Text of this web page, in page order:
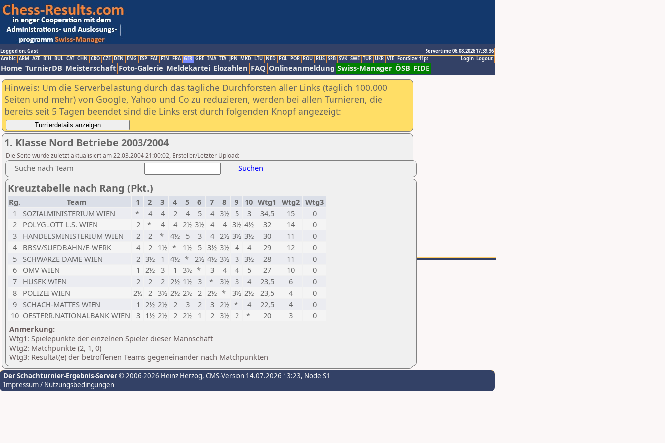
Logged on: Gast
Servertime 06.08.2026 17:39:36
Logout
Login
Arabic ARM AZE BIH BUL CAT CHN CRO CZE DEN ENG ESP FAI FIN FRA GER GRE INA ITA JPN MKD LTU NED POL POR ROU RUS SRB SVK SWE TUR UKR VIE FontSize:11pt
Home TurnierDB Meisterschaft Foto-Galerie Meldekartei Elozahlen FAQ Onlineanmeldung Swiss-Manager ÖSB FIDE
Hinweis: Um die Serverbelastung durch das tägliche Durchforsten aller Links (täglich 100.000
Seiten und mehr) von Google, Yahoo und Co zu reduzieren, werden bei allen Turnieren, die
bereits seit 5 Tagen beendet sind die Links erst durch folgenden Knopf angezeigt:
1. Klasse Nord Betriebe 2003/2004
Die Seite wurde zuletzt aktualisiert am 22.03.2004 21:00:02, Ersteller/Letzter Upload:
Suche nach Team Suchen
Kreuztabelle nach Rang (Pkt.)
Rg. Team 1 2 3 4 5 6 7 8 9 10 Wtg1 Wtg2 Wtg3
1
SOZIALMINISTERIUM WIEN * 4 4 2 4 5 4 3½ 5 3 34,5 15
0
2
POLYGLOTT L.S. WIEN 2 * 4 4 2½ 3½ 4 4 3½ 4½ 32 14
0
3
HANDELSMINISTERIUM WIEN 2 2 * 4½ 5 3 4 2½ 3½ 3½ 30 11
0
4
BBSV/SUEDBAHN/E-WERK 4 2 1½ * 1½ 5 3½ 3½ 4 4 29 12
0
5
SCHWARZE DAME WIEN 2 3½ 1 4½ * 2½ 4½ 3½ 3 3½ 28 11
0
6
OMV WIEN 1 2½ 3 1 3½ * 3 4 4 5 27 10
0
7
HUSEK WIEN 2 2 2 2½ 1½ 3 * 3½ 3 4 23,5 6
0
8
POLIZEI WIEN 2½ 2 3½ 2½ 2½ 2 2½ * 3½ 2½ 23,5 4
0
9
SCHACH-MATTES WIEN 1 2½ 2½ 2 3 2 3 2½ * 4 22,5 4
0
10 OESTERR.NATIONALBANK WIEN 3 1½ 2½ 2 2½ 1 2 3½ 2 * 20 3
0
Anmerkung:
Wtg1: Spielepunkte der einzelnen Spieler dieser Mannschaft
Wtg2: Matchpunkte (2, 1, 0)
Wtg3: Resultat(e) der betroffenen Teams gegeneinander nach Matchpunkten
Der Schachturnier-Ergebnis-Server© 2006-2026 Heinz Herzog, CMS-Version 14.07.2026 13:23, Node S1
Impressum / Nutzungsbedingungen